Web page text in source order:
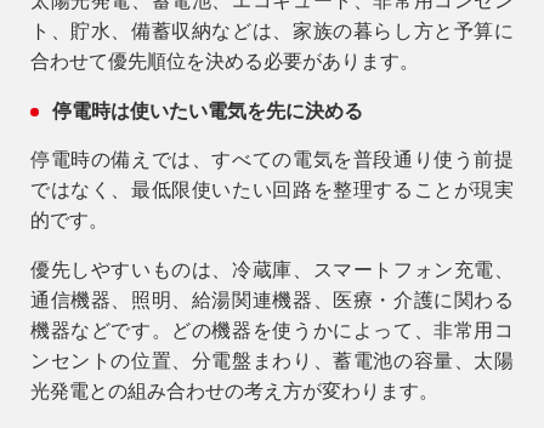
ト、貯水、備蓄収納などは、家族の暮らし方と予算に
合わせて優先順位を決める必要があります。
停電時は使いたい電気を先に決める
停電時の備えでは、すべての電気を普段通り使う前提
ではなく、最低限使いたい回路を整理することが現実
的です。
優先しやすいものは、冷蔵庫、スマートフォン充電、
通信機器、照明、給湯関連機器、医療・介護に関わる
機器などです。どの機器を使うかによって、非常用コ
ンセントの位置、分電盤まわり、蓄電池の容量、太陽
光発電との組み合わせの考え方が変わります。